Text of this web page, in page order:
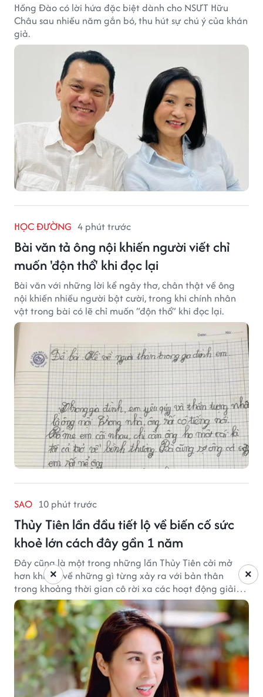
Hồng Đào có lời hứa đặc biệt dành cho NSƯT Hữu
Châu sau nhiều năm gắn bó, thu hút sự chú ý của khán
giả.
HỌC ĐƯỜNG 4 phút trước
Bài văn tả ông nội khiến người viết chỉ
muốn 'độn thổ' khi đọc lại
Bài văn với những lời kể ngây thơ, chân thật về ông
nội khiến nhiều người bật cười, trong khi chính nhân
vật trong bài có lẽ chỉ muốn “độn thổ” khi đọc lại.
SAO 10 phút trước
Thủy Tiên lần đầu tiết lộ về biến cố sức
khoẻ lớn cách đây gần 1 năm
Đây cũng là một trong những lần Thủy Tiên cởi mở
hơn khi nói về những gì từng xảy ra với bản thân
trong khoảng thời gian cô rời xa các hoạt động giải
trí.
×
×